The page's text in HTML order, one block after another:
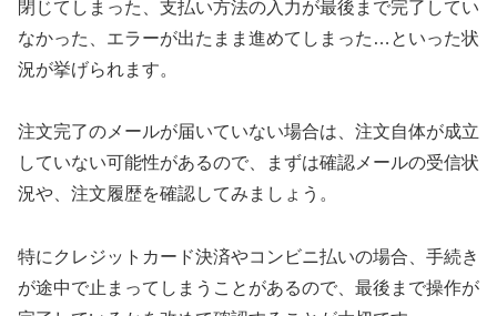
閉じてしまった、支払い方法の入力が最後まで完了してい
なかった、エラーが出たまま進めてしまった…といった状
況が挙げられます。
注文完了のメールが届いていない場合は、注文自体が成立
していない可能性があるので、まずは確認メールの受信状
況や、注文履歴を確認してみましょう。
特にクレジットカード決済やコンビニ払いの場合、手続き
が途中で止まってしまうことがあるので、最後まで操作が